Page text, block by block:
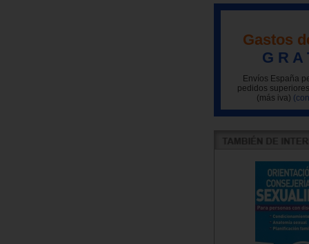
Gastos
G R A
Envíos España
pedidos
(más iva)